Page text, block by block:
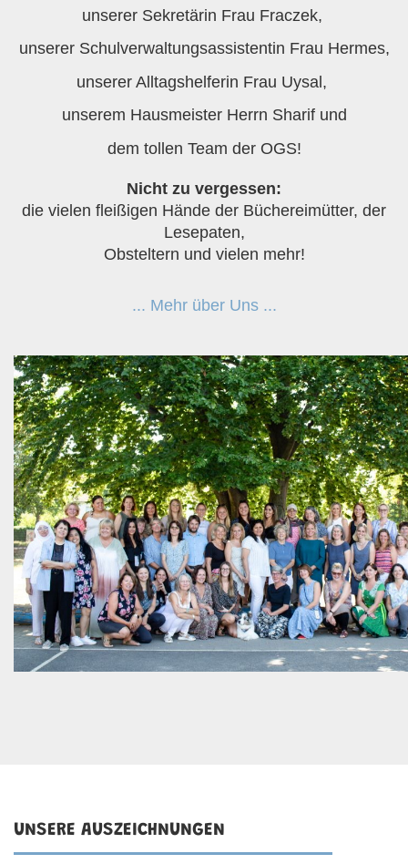
unserer Sekretärin Frau Fraczek,
unserer Schulverwaltungsassistentin Frau Hermes,
unserer Alltagshelferin Frau Uysal,
unserem Hausmeister Herrn Sharif und
dem tollen Team der OGS!
Nicht zu vergessen:
die vielen fleißigen Hände der Büchereimütter, der
Lesepaten,
Obsteltern und vielen mehr!
... Mehr über Uns ...
UNSERE AUSZEICHNUNGEN